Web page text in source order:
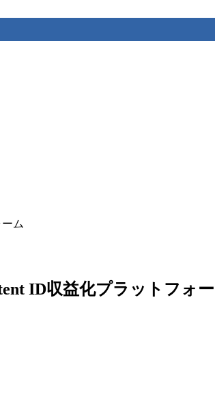
ム
ID収益化プラットフォ